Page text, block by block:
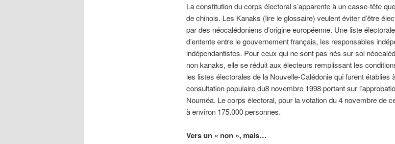
La constitution du corps électoral s’apparente à un casse-tête
de chinois. Les Kanaks (lire le glossaire) veulent éviter d’être
par des néocalédoniens d’origine européenne. Une liste
d’entente entre le gouvernement français, les responsables
indépendantistes. Pour ceux qui ne sont pas nés sur sol
non kanaks, elle se réduit aux électeurs remplissant les
les listes électorales de la Nouvelle-Calédonie qui furent établies
consultation populaire du8 novembre 1998 portant sur
Nouméa. Le corps électoral, pour la votation du 4 novembre de
à environ 175.000 personnes.
Vers un « non », mais…